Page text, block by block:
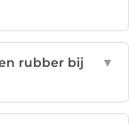
rubber bij
▼